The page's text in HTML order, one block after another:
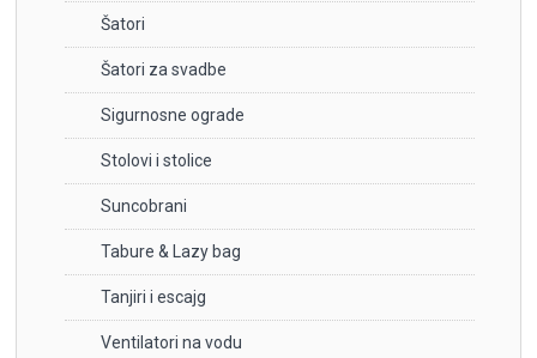
Šatori
Šatori za svadbe
Sigurnosne ograde
Stolovi i stolice
Suncobrani
Tabure & Lazy bag
Tanjiri i escajg
Ventilatori na vodu